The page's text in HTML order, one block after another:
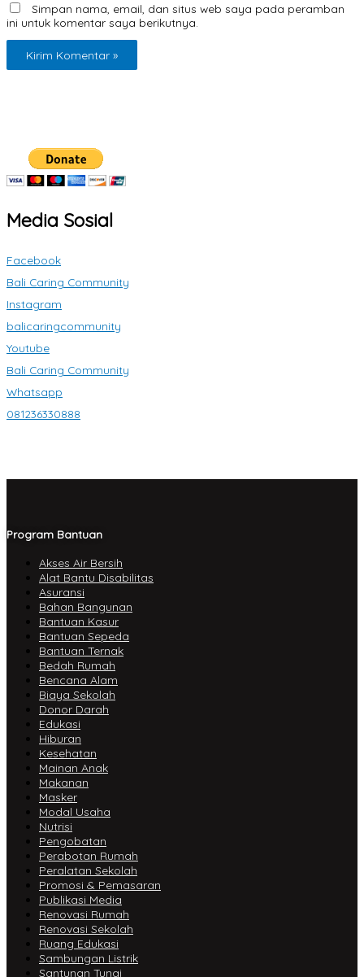
Simpan nama, email, dan situs web saya pada peramban
ini untuk komentar saya berikutnya.
Media Sosial
Facebook
Bali Caring Community
Instagram
balicaringcommunity
Youtube
Bali Caring Community
Whatsapp
081236330888
Program Bantuan
Akses Air Bersih
Alat Bantu Disabilitas
Asuransi
Bahan Bangunan
Bantuan Kasur
Bantuan Sepeda
Bantuan Ternak
Bedah Rumah
Bencana Alam
Biaya Sekolah
Donor Darah
Edukasi
Hiburan
Kesehatan
Mainan Anak
Makanan
Masker
Modal Usaha
Nutrisi
Pengobatan
Perabotan Rumah
Peralatan Sekolah
Promosi & Pemasaran
Publikasi Media
Renovasi Rumah
Renovasi Sekolah
Ruang Edukasi
Sambungan Listrik
Santunan Tunai